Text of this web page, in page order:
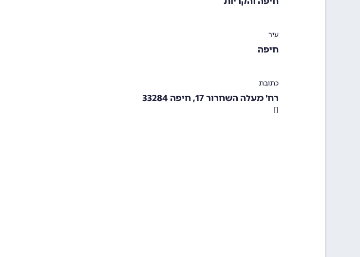
עיר
חיפה
כתובת
רח' מעלה השחרור 17, חיפה 33284